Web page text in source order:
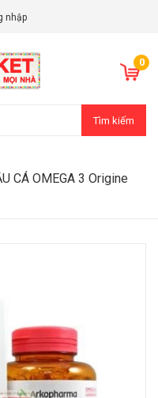
nhập
0
Tìm kiếm
CÁ OMEGA 3 Origine